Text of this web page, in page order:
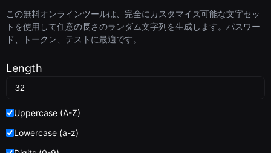
この無料オンラインツールは、完全にカスタマイズ可能な文字セッ
トを使用して任意の長さのランダム文字列を生成します。パスワー
ド、トークン、テストに最適です。
Length
Uppercase (A-Z)
Lowercase (a-z)